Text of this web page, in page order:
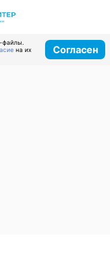
файлы.
на их
Согласен